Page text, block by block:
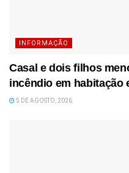
INFORMAÇÃO
Casal e dois filhos
incêndio em habitação
5 DE AGOSTO, 2026